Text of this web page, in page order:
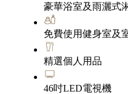
豪華浴室及雨灑式
免費使用健身室及
精選個人用品
46吋LED電視機